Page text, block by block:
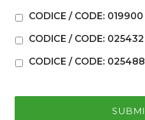
CODICE / CODE: 019900
CODICE / CODE: 025432
CODICE / CODE: 025488